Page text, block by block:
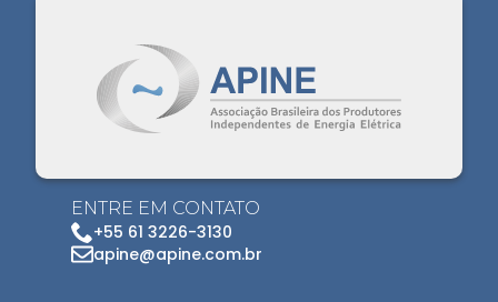
ENTRE EM CONTATO
+55 61 3226-3130
apine@apine.com.br